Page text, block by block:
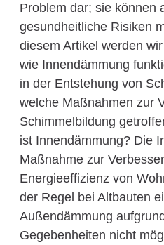
Problem dar; sie können
gesundheitliche Risiken
diesem Artikel werden
wie Innendämmung
in der Entstehung von
welche Maßnahmen zur
Schimmelbildung
ist Innendämmung? Die
Maßnahme zur
Energieeffizienz von
der Regel bei Altbauten
Außendämmung
Gegebenheiten nicht